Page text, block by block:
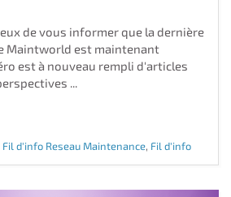
de vous informer que la dernière
Maintworld est maintenant
est à nouveau rempli d'articles
...
Fil d'info Reseau Maintenance, Fil d'info